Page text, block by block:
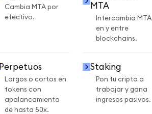
Cambia MTA por
efectivo.
MTA
Intercambia MTA
en y entre
blockchains.
Perpetuos
Largos o cortos en
tokens con
apalancamiento
de hasta 50x.
Staking
Pon tu cripto a
trabajar y gana
ingresos pasivos.